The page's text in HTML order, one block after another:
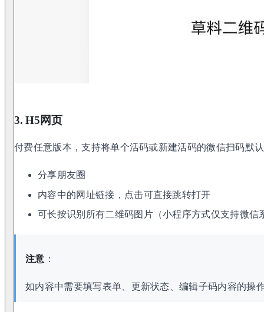
3. H5网页
付费任意版本，支持将单个活码或新建活码的微信扫码默
分享朋友圈
内容中的网址链接，点击可直接跳转打开
可长按识别所有二维码图片（小程序方式仅支持微信
注意 ：
如内容中需要填写表单、更新状态、编辑子码内容的操